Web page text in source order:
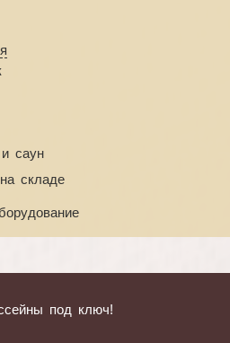
саун
складе
под ключ!